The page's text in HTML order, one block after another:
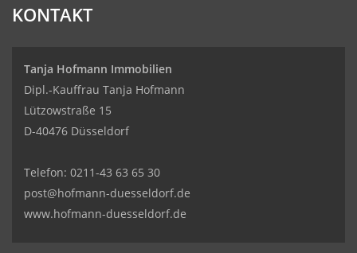
KONTAKT
Tanja Hofmann Immobilien
Dipl.-Kauffrau Tanja Hofmann
Lützowstraße 15
D-40476 Düsseldorf
Telefon: 0211-43 63 65 30
post@hofmann-duesseldorf.de
www.hofmann-duesseldorf.de